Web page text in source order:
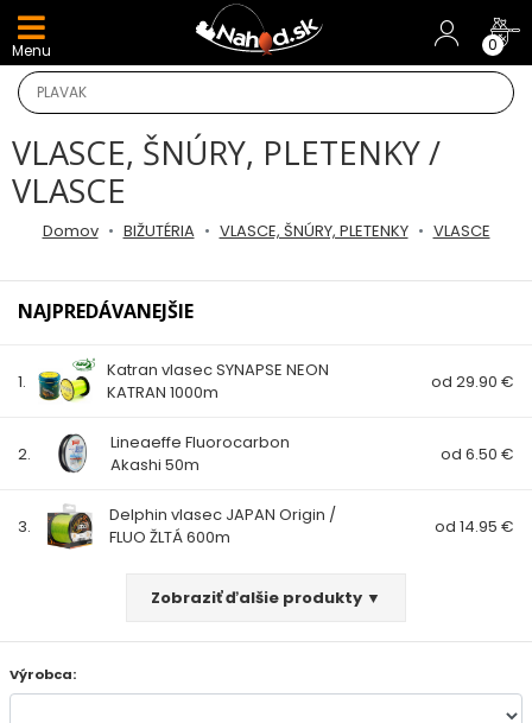
Menu 0
VLASCE, ŠNÚRY, PLETENKY /
VLASCE
Domov BIŽUTÉRIA VLASCE, ŠNÚRY, PLETENKY VLASCE
NAJPREDÁVANEJŠIE
1.
Katran vlasec SYNAPSE NEON
KATRAN 1000m
od 29.90 €
2.
Lineaeffe Fluorocarbon
Akashi 50m
od 6.50 €
3.
Delphin vlasec JAPAN Origin /
FLUO ŽLTÁ 600m
od 14.95 €
Zobraziť ďalšie produkty ▼
Výrobca:
DARČEKY A AKCIE
TOP AKCIE
AKCIOVÝ CAMPING
PRÚTY
KAPROVÉ PRÚTY
TELESKOPICKÉ PRÚTY
SUMCOVÉ A MORSKÉ PRÚTY